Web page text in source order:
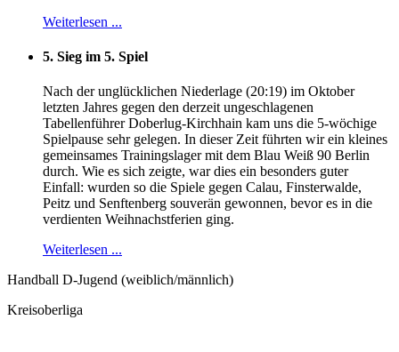
Weiterlesen ...
5. Sieg im 5. Spiel
Nach der unglücklichen Niederlage (20:19) im Oktober
letzten Jahres gegen den derzeit ungeschlagenen
Tabellenführer Doberlug-Kirchhain kam uns die 5-wöchige
Spielpause sehr gelegen. In dieser Zeit führten wir ein kleines
gemeinsames Trainingslager mit dem Blau Weiß 90 Berlin
durch. Wie es sich zeigte, war dies ein besonders guter
Einfall: wurden so die Spiele gegen Calau, Finsterwalde,
Peitz und Senftenberg souverän gewonnen, bevor es in die
verdienten Weihnachstferien ging.
Weiterlesen ...
Handball D-Jugend (weiblich/männlich)
Kreisoberliga